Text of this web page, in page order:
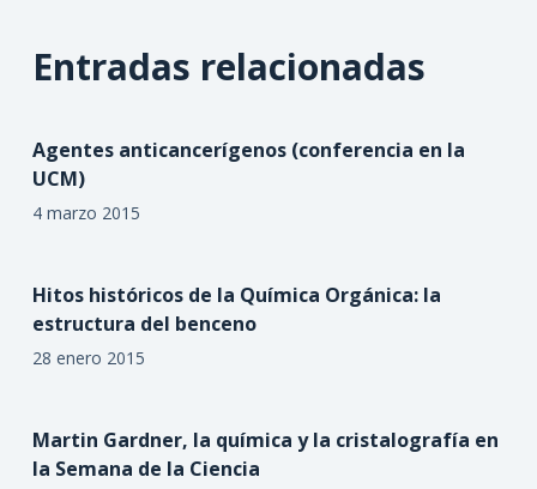
Entradas relacionadas
Agentes anticancerígenos (conferencia en la
UCM)
4 marzo 2015
Hitos históricos de la Química Orgánica: la
estructura del benceno
28 enero 2015
Martin Gardner, la química y la cristalografía en
la Semana de la Ciencia